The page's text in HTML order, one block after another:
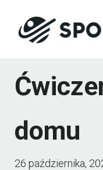
domu
26 października,